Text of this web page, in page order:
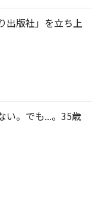
出版社」を立ち上
い。でも...。35歳